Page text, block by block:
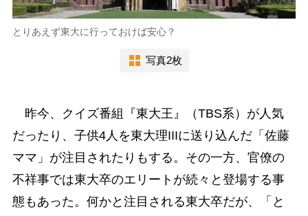
とりあえず東大に行っておけば安心？
写真2枚
昨今、クイズ番組『東大王』（TBS系）が人気
だったり、子供4人を東大理IIIに送り込んだ「佐藤
ママ」が注目されたりもする。その一方、官僚の
不祥事では東大卒のエリートが続々と登場する事
態もあった。何かと注目される東大卒だが、「と